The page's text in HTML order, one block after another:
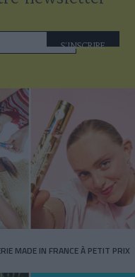
S'INSCRIRE
MADE IN FRANCE À PETIT PRIX